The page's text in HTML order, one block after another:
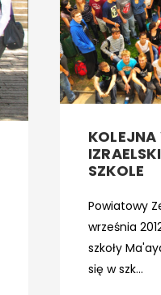
SZKOLE
Powiatowy
września
szkoły
się w szk...